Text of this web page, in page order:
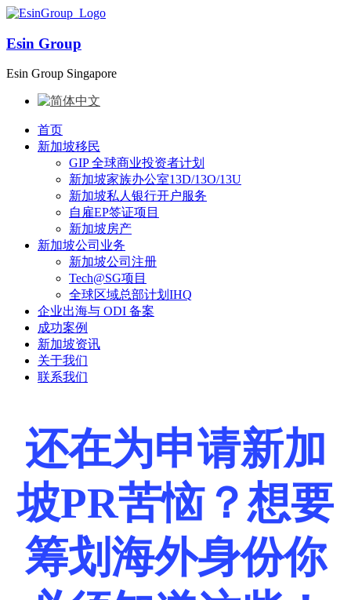
Esin Group
Esin Group Singapore
首页
新加坡移民
GIP 全球商业投资者计划
新加坡家族办公室13D/13O/13U
新加坡私人银行开户服务
自雇EP签证项目
新加坡房产
新加坡公司业务
新加坡公司注册
Tech@SG项目
全球区域总部计划IHQ
企业出海与 ODI 备案
成功案例
新加坡资讯
关于我们
联系我们
还在为申请新加
坡PR苦恼？想要
筹划海外身份你